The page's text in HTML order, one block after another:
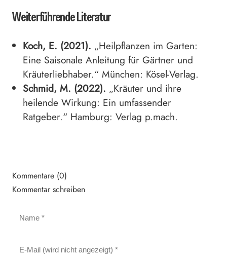
Weiterführende Literatur
Koch, E. (2021). „Heilpflanzen im Garten:
Eine Saisonale Anleitung für Gärtner und
Kräuterliebhaber.“ München: Kösel-Verlag.
Schmid, M. (2022). „Kräuter und ihre
heilende Wirkung: Ein umfassender
Ratgeber.“ Hamburg: Verlag p.mach.
Kommentare (0)
Kommentar schreiben